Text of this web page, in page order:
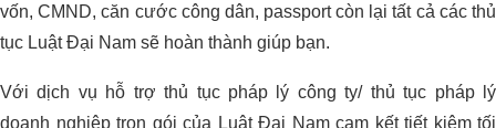
vốn, CMND, căn cước công dân, passport còn lại tất cả các thủ
tục Luật Đại Nam sẽ hoàn thành giúp bạn.
Với dịch vụ hỗ trợ thủ tục pháp lý công ty/ thủ tục pháp lý
doanh nghiệp trọn gói của Luật Đại Nam cam kết tiết kiệm tối